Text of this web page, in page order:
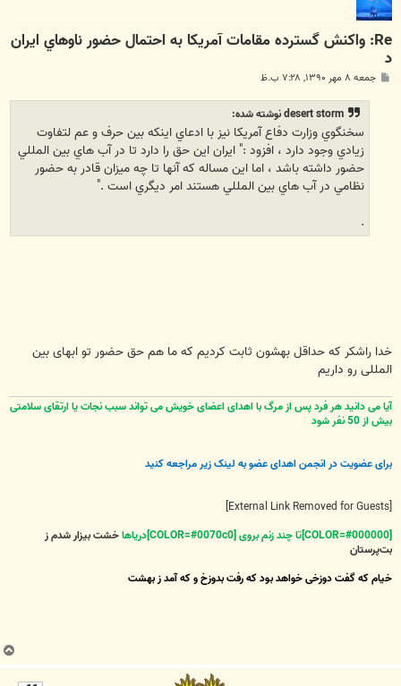
Re: واكنش گسترده مقامات آمريكا به احتمال حضور ناوهاي ايران
د
پ جمعه ۸ مهر ۱۳۹۰, ۷:۲۸ ب.ظ
desert storm نوشته شده:
سخنگوي وزارت دفاع آمريكا نيز با ادعاي اينكه بين حرف و عم لتفاوت
زيادي وجود دارد ، افزود :‌" ايران اين حق را دارد تا در آب هاي بين المللي
حضور داشته باشد ، اما اين مساله كه آنها تا چه ميزان قادر به حضور
نظامي در آب هاي بين المللي هستند امر ديگري است ."
خدا راشکر که حداقل بهشون ثابت کردیم که ما هم حق حضور تو ابهای بین
المللی رو داریم
آیا می دانید هر فرد پس از مرگ با اهدای اعضای خویش می تواند سبب نجات یا ارتقای سلامتی
بیش از 50 نفر شود
برای عضویت در انجمن اهدای عضو به لینک زیر مراجعه کنید
خشت بیزار شدم ز
بت‌پرستان
خیام که گفت دوزخی خواهد بود که رفت بدوزخ و که آمد ز بهشت
ب
ا